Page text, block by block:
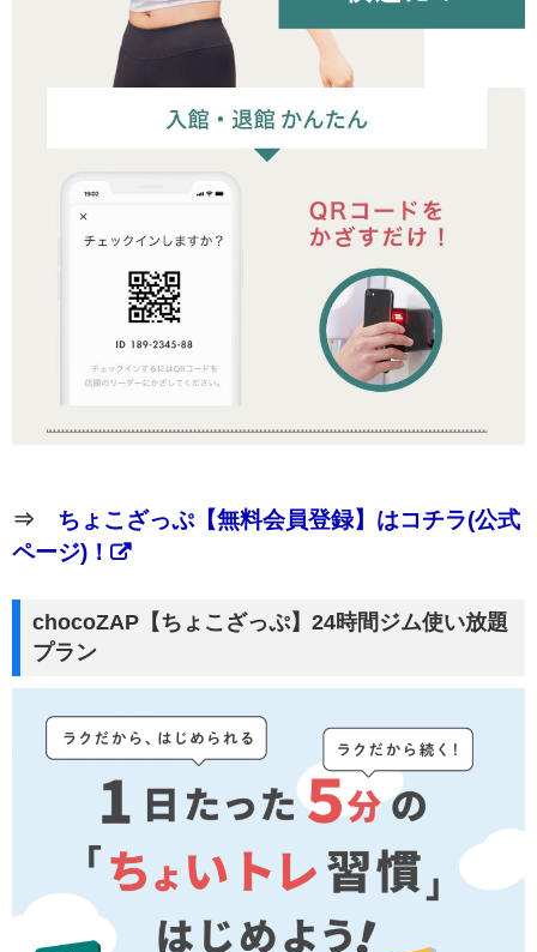
⇒ ちょこざっぷ【無料会員登録】はコチラ(公式
ページ)！
chocoZAP【ちょこざっぷ】24時間ジム使い放題
プラン